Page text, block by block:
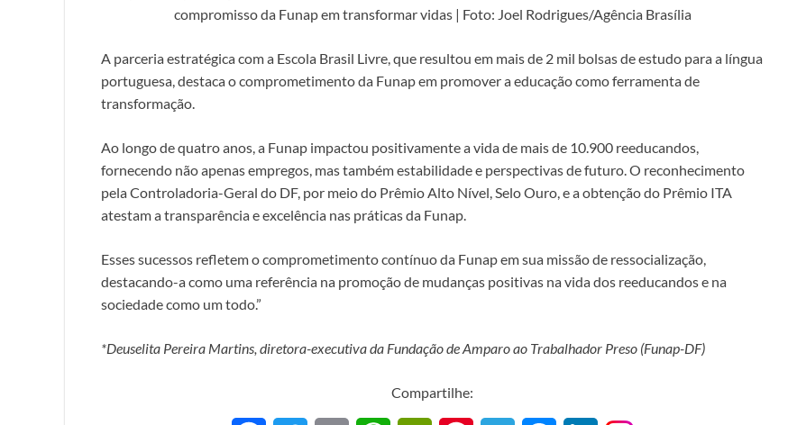
compromisso da Funap em transformar vidas | Foto: Joel Rodrigues/Agência Brasília
A parceria estratégica com a Escola Brasil Livre, que resultou em mais de 2 mil bolsas de estudo para a língua
portuguesa, destaca o comprometimento da Funap em promover a educação como ferramenta de
transformação.
Ao longo de quatro anos, a Funap impactou positivamente a vida de mais de 10.900 reeducandos,
fornecendo não apenas empregos, mas também estabilidade e perspectivas de futuro. O reconhecimento
pela Controladoria-Geral do DF, por meio do Prêmio Alto Nível, Selo Ouro, e a obtenção do Prêmio ITA
atestam a transparência e excelência nas práticas da Funap.
Esses sucessos refletem o comprometimento contínuo da Funap em sua missão de ressocialização,
destacando-a como uma referência na promoção de mudanças positivas na vida dos reeducandos e na
sociedade como um todo.”
*Deuselita Pereira Martins, diretora-executiva da Fundação de Amparo ao Trabalhador Preso (Funap-DF)
Compartilhe: